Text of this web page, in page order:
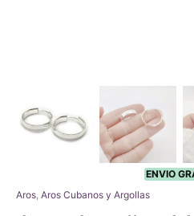
ENVIO
Aros, Aros Cubanos y Argollas